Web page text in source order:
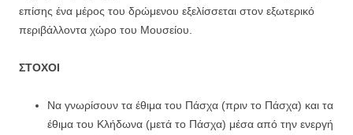
επίσης ένα μέρος του δρώμενου εξελίσσεται στον εξωτερικό
περιβάλλοντα χώρο του Μουσείου.
ΣΤΟΧΟΙ
Να γνωρίσουν τα έθιμα του Πάσχα (πριν το Πάσχα) και τα
έθιμα του Κλήδωνα (μετά το Πάσχα) μέσα από την ενεργή